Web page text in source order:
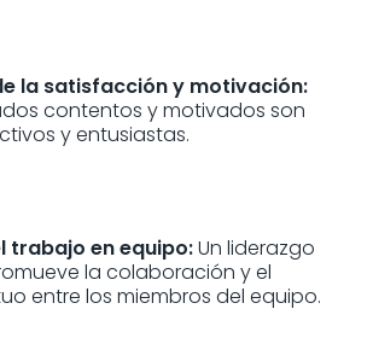
la satisfacción y motivación:
contentos y motivados son
y entusiastas.
trabajo en equipo:Un liderazgo
la colaboración y el
entre los miembros del equipo.